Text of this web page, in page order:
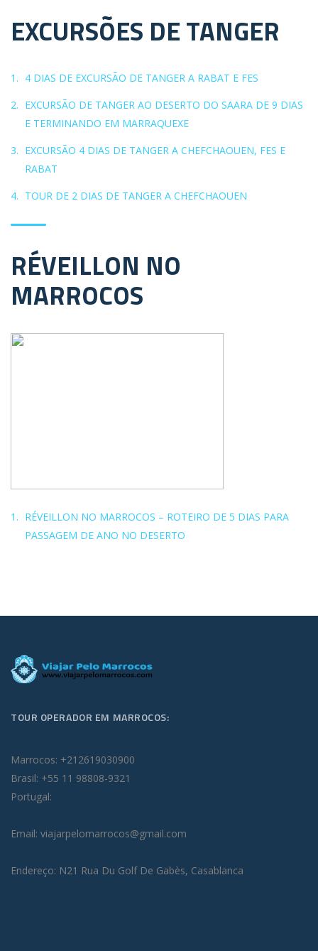
EXCURSÕES DE TANGER
4 DIAS DE EXCURSÃO DE TANGER A RABAT E FES
EXCURSÃO DE TANGER AO DESERTO DO SAARA DE 9 DIAS
E TERMINANDO EM MARRAQUEXE
EXCURSÃO 4 DIAS DE TANGER A CHEFCHAOUEN, FES E
RABAT
TOUR DE 2 DIAS DE TANGER A CHEFCHAOUEN
RÉVEILLON NO
MARROCOS
RÉVEILLON NO MARROCOS – ROTEIRO DE 5 DIAS PARA
PASSAGEM DE ANO NO DESERTO
TOUR OPERADOR EM MARROCOS:
Marrocos: +212619030900
Brasil: +55 11 98808-9321
Portugal:
Email: viajarpelomarrocos@gmail.com
Endereço: N21 Rua Du Golf De Gabès, Casablanca